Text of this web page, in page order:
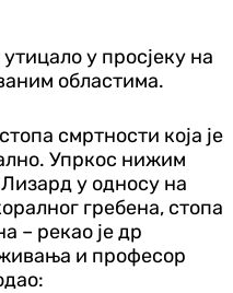
у просјеку на
областима.
смртности која је
Упркос нижим
у односу на
гребена, стопа
– рекао је др
и професор